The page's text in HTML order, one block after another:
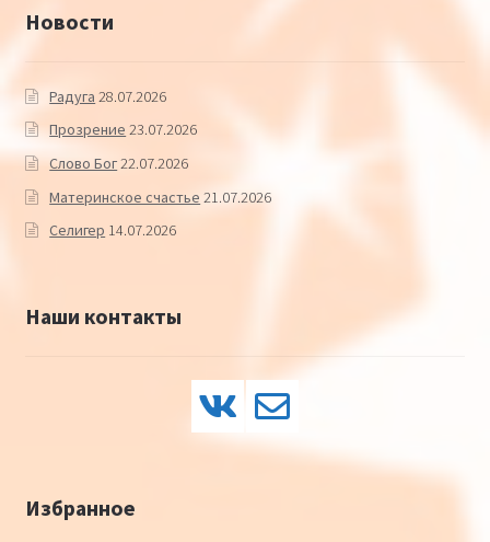
Новости
Радуга 28.07.2026
Прозрение 23.07.2026
Слово Бог22.07.2026
Материнское счастье 21.07.2026
Селигер 14.07.2026
Наши контакты
Избранное